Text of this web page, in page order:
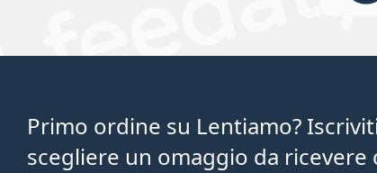
Primo ordine su Lentiamo?
scegliere un omaggio da